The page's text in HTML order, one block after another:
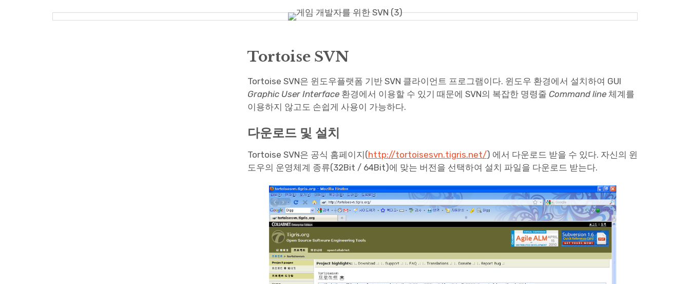
색
Tortoise SVN
Tortoise SVN은 윈도우플랫폼 기반 SVN 클라이언트 프로그램이다. 윈도우 환경에서 설치하여 GUI
Graphic User Interface 환경에서 이용할 수 있기 때문에 SVN의 복잡한 명령줄Command line 체계를
이용하지 않고도 손쉽게 사용이 가능하다.
다운로드 및 설치
Tortoise SVN은 공식 홈페이지(http://tortoisesvn.tigris.net/) 에서 다운로드 받을 수 있다. 자신의 윈
도우의 운영체계 종류(32Bit / 64Bit)에 맞는 버전을 선택하여 설치 파일을 다운로드 받는다.